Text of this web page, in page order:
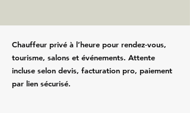
Chauffeur privé à l’heure pour rendez‑vous,
tourisme, salons et événements. Attente
incluse selon devis, facturation pro, paiement
par lien sécurisé.